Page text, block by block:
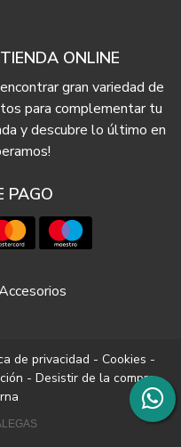
ONLINE
gran variedad de
para complementar tu
y descubre lo último en
PAGO
de privacidad - Cookies -
- Desistir de la compra